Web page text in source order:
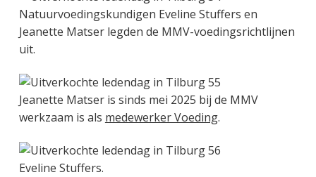
Natuurvoedingskundigen Eveline Stuffers en
Jeanette Matser legden de MMV-voedingsrichtlijnen
uit.
Jeanette Matser is sinds mei 2025 bij de MMV
werkzaam is als medewerker Voeding.
Eveline Stuffers.